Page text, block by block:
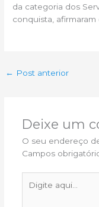
da categoria dos
conquista,
← Post anterior
Deixe um
O seu endereço
Campos
aqui...